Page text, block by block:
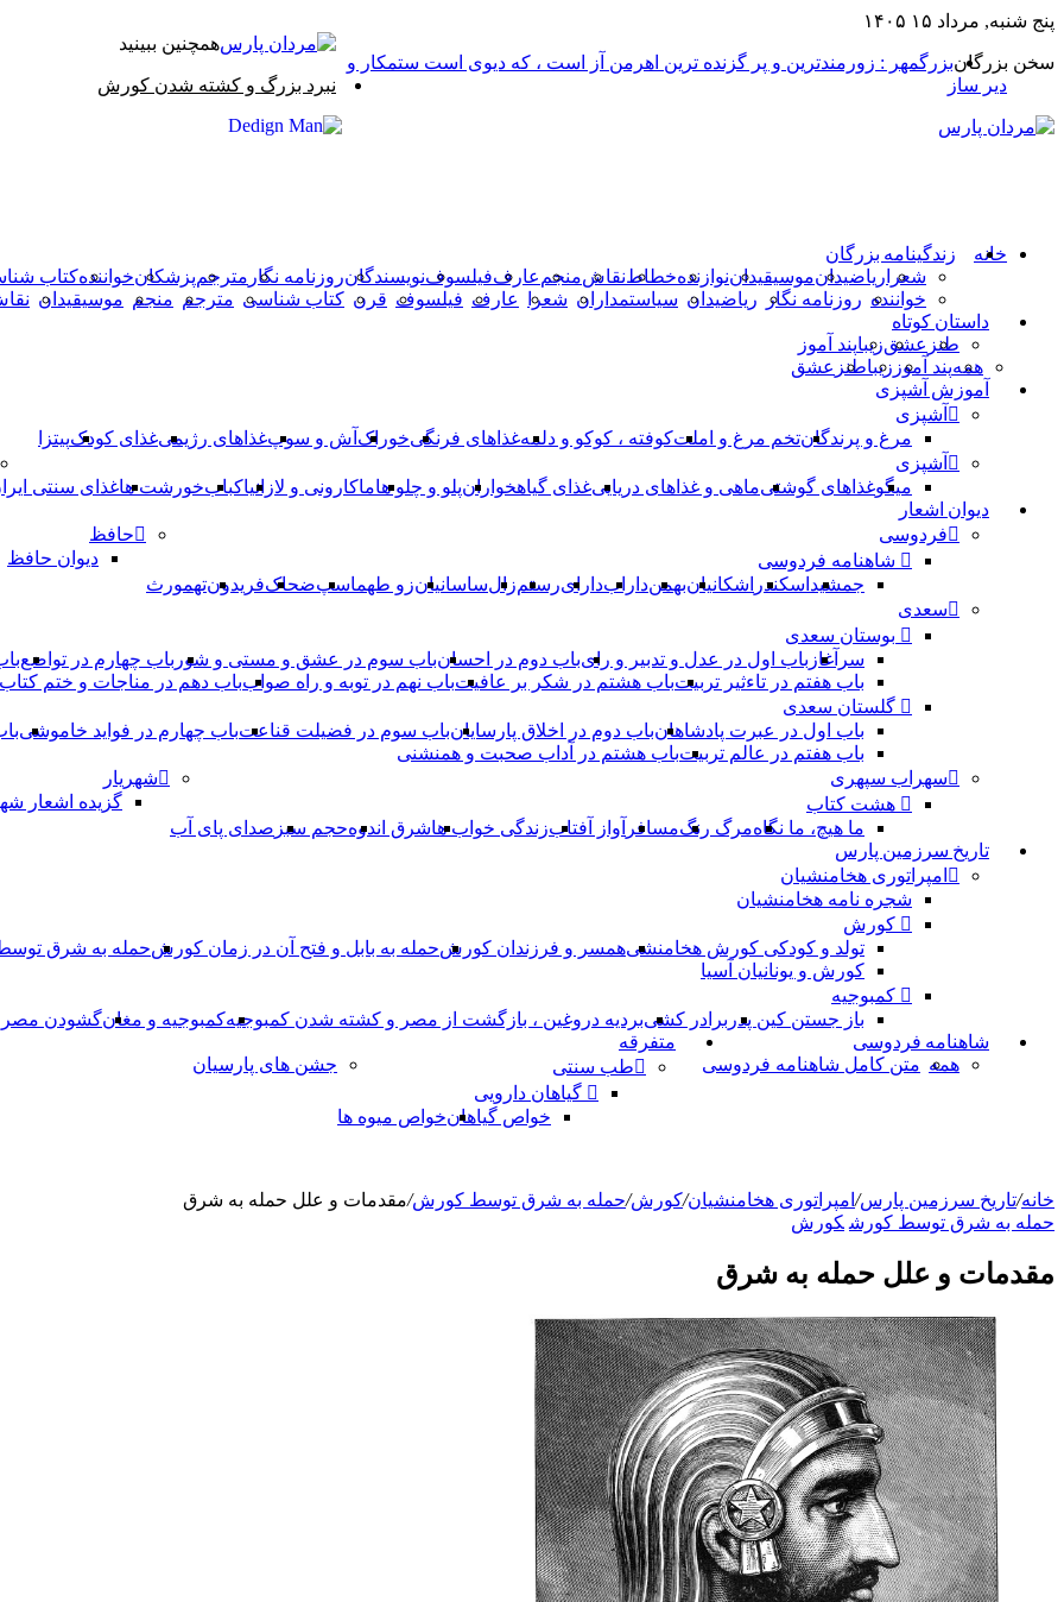
پنج شنبه, مرداد ۱۵ ۱۴۰۵
سخن بزرگانبزرگمهر : زورمندترین و پر گزنده ترین اهرمن آز است ، که دیوی است ستمکار و
دیر ساز
خانه زندگینامه بزرگان
شعرا ریاضیدانموسیقیداننوازندهخطاطنقاشمنجم عارففیلسوفنویسندگانروزنامه نگار مترجمپزشکانخوانندهکتاب
خواننده روزنامه نگار ریاضیدان سیاستمداران شعرا عارف فیلسوف قرن کتاب شناسی مترجم منجم موسیقیدان
داستان کوتاه
طنز عشقزیباپند آموز
همهپند آموز زیباطنز عشق
آموزش آشپزی
آشپزی
مرغ و پرندگانتخم مرغ و املتکوفته ، کوکو و دلمهغذاهای فرنگیخوراک آش و سوپغذاهای رژیمیغذای کودکپیتزا
آشپزی
میگوغذاهای گوشتیماهی و غذاهای دریاییغذای گیاهخوارانپلو و چلو هاماکارونی و لازانیاکبابخورشت هاغذای سنتی
دیوان اشعار
فردوسی
شاهنامه فردوسی
جمشید اسکندر اشکانیانبهمندارابدارایرستمزالساسانیانزو طهماسپ‏ضحاکفریدونتهمورث
حافظ
دیوان حافظ
سعدی
بوستان سعدی
سرآغاز باب اول در عدل و تدبیر و رایباب دوم در احسانباب سوم در عشق و مستی و شور باب چهارم در تواضع
باب هفتم در تاءثیر تربیتباب هشتم در شکر بر عافیتباب نهم در توبه و راه صوابباب دهم در مناجات و ختم کتاب
گلستان سعدی
باب اول در عبرت پادشاهانباب دوم در اخلاق پارسایانباب سوم در فضیلت قناعتباب چهارم در فواید خاموشى
باب هفتم در عالم تربیتباب هشتم در آداب صحبت و همنشنى
سهراب سپهری
هشت کتاب
ما هیچ، ما نگاهمرگ رنگمسافر آواز آفتابزندگی خواب هاشرق اندوهحجم سبز صدای پای آب
شهریار
گزیده اشعار
تاریخ سرزمین پارس
امپراتوری هخامنشیان
شجره نامه هخامنشیان
کورش
تولد و کودکی کورش هخامنشیهمسر و فرزندان کورشحمله به بابل و فتح آن در زمان کورشحمله به شرق
کورش و یونانیان آسیا
کمبوجیه
باز جستن کین پدر برادر کشیبردیه دروغین ، بازگشت از مصر و کشته شدن کمبوجیهکمبوجیه و مغانگشودن مصر
شاهنامه فردوسی
همه متن کامل شاهنامه فردوسی
متفرقه
طب سنتی
گیاهان دارویی
خواص گیاهانخواص میوه ها
جشن های پارسیان
خانه/تاریخ سرزمین پارس/ امپراتوری هخامنشیان/کورش/حمله به شرق توسط کورش/مقدمات و علل حمله به شرق
حمله به شرق توسط کورش کورش
مقدمات و علل حمله به شرق
همچنین ببینید
نبرد بزرگ و کشته شدن کورش